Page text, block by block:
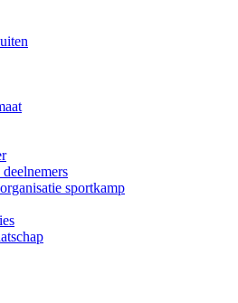
sportkamp